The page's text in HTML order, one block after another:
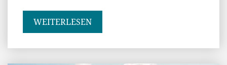
WEITERLESEN